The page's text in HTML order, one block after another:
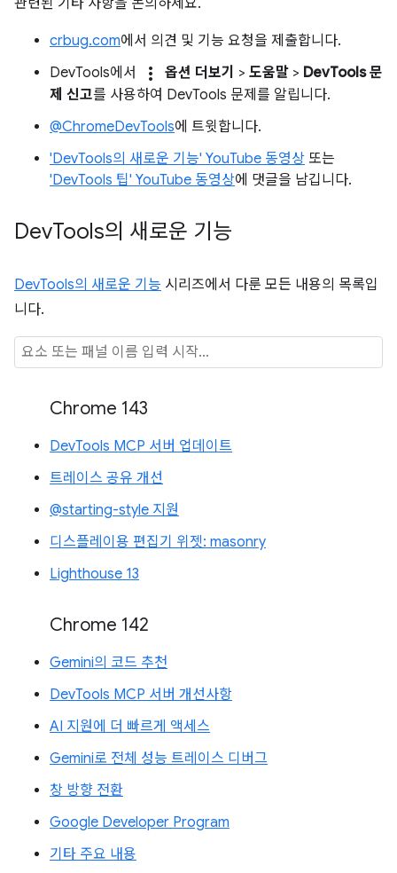
crbug.com에서 의견 및 기능 요청을 제출합니다.
DevTools에서
more_vert 옵션 더보기 > 도움말 > DevTools 문
제 신고를 사용하여 DevTools 문제를 알립니다.
@ChromeDevTools에 트윗합니다.
'DevTools의 새로운 기능' YouTube 동영상 또는
'DevTools 팁' YouTube 동영상에 댓글을 남깁니다.
DevTools의 새로운 기능
DevTools의 새로운 기능 시리즈에서 다룬 모든 내용의 목록입
니다.
Chrome 143
DevTools MCP 서버 업데이트
트레이스 공유 개선
@starting-style 지원
디스플레이용 편집기 위젯: masonry
Lighthouse 13
Chrome 142
Gemini의 코드 추천
DevTools MCP 서버 개선사항
AI 지원에 더 빠르게 액세스
Gemini로 전체 성능 트레이스 디버그
창 방향 전환
Google Developer Program
기타 주요 내용